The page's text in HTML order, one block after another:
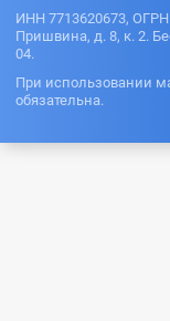
ИНН 7713620673, ОГРН
Пришвина, д. 8, к. 2.
04.
При использовании
обязательна.